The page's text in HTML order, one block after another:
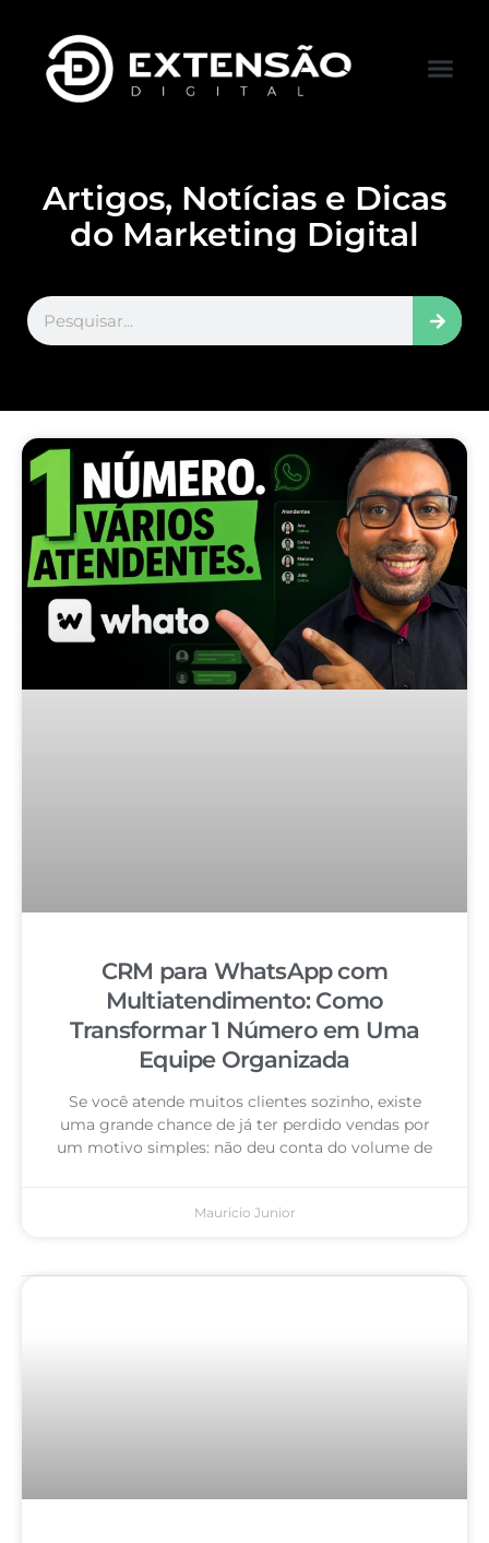
Artigos, Notícias e Dicas
do Marketing Digital
CRM para WhatsApp com
Multiatendimento: Como
Transformar 1 Número em Uma
Equipe Organizada
Se você atende muitos clientes sozinho, existe
uma grande chance de já ter perdido vendas por
um motivo simples: não deu conta do volume de
Mauricio Junior